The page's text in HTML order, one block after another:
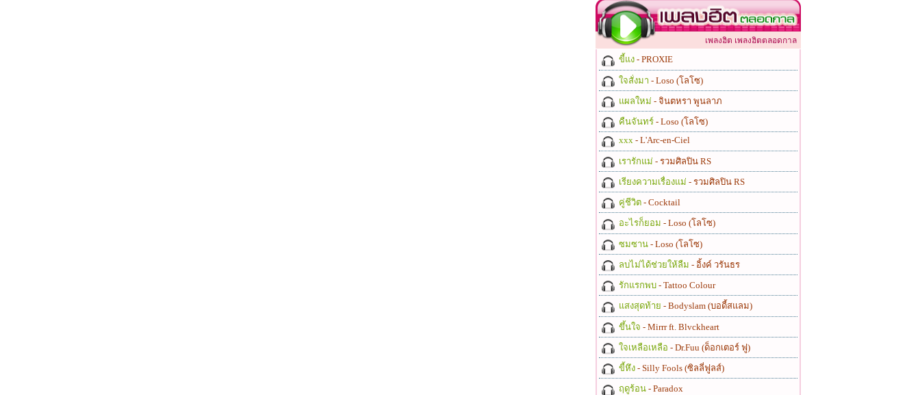
เพลงฮิต เพลงฮิตตลอดกาล
ขี้แง - PROXIE
ใจสั่งมา - Loso (โลโซ)
แผลใหม่ - จินตหรา พูนลาภ
คืนจันทร์ - Loso (โลโซ)
xxx - L'Arc-en-Ciel
เรารักแม่ - รวมศิลปิน RS
เรียงความเรื่องแม่ - รวมศิลปิน RS
คู่ชีวิต - Cocktail
อะไรก็ยอม - Loso (โลโซ)
ซมซาน - Loso (โลโซ)
ลบไม่ได้ช่วยให้ลืม - อิ้งค์ วรันธร
รักแรกพบ - Tattoo Colour
แสงสุดท้าย - Bodyslam (บอดี้สแลม)
ขึ้นใจ - Mirrr ft. Blvckheart
ใจเหลือเหลือ - Dr.Fuu (ด็อกเตอร์ ฟู)
ขี้หึง - Silly Fools (ซิลลี่ฟูลส์)
ฤดูร้อน - Paradox